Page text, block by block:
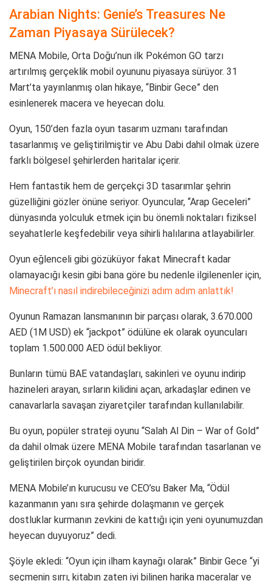
Arabian Nights: Genie’s Treasures Ne
Zaman Piyasaya Sürülecek?
MENA Mobile, Orta Doğu’nun ilk Pokémon GO tarzı
artırılmış gerçeklik mobil oyununu piyasaya sürüyor. 31
Mart’ta yayınlanmış olan hikaye, “Binbir Gece” den
esinlenerek macera ve heyecan dolu.
Oyun, 150’den fazla oyun tasarım uzmanı tarafından
tasarlanmış ve geliştirilmiştir ve Abu Dabi dahil olmak üzere
farklı bölgesel şehirlerden haritalar içerir.
Hem fantastik hem de gerçekçi 3D tasarımlar şehrin
güzelliğini gözler önüne seriyor. Oyuncular, “Arap Geceleri”
dünyasında yolculuk etmek için bu önemli noktaları fiziksel
seyahatlerle keşfedebilir veya sihirli halılarına atlayabilirler.
Oyun eğlenceli gibi gözüküyor fakat Minecraft kadar
olamayacığı kesin gibi bana göre bu nedenle ilgilenenler için,
Minecraft’ı nasıl indirebileceğinizi adım adım anlattık!
Oyunun Ramazan lansmanının bir parçası olarak, 3.670.000
AED (1M USD) ek “jackpot” ödülüne ek olarak oyuncuları
toplam 1.500.000 AED ödül bekliyor.
Bunların tümü BAE vatandaşları, sakinleri ve oyunu indirip
hazineleri arayan, sırların kilidini açan, arkadaşlar edinen ve
canavarlarla savaşan ziyaretçiler tarafından kullanılabilir.
Bu oyun, popüler strateji oyunu “Salah Al Din – War of Gold”
da dahil olmak üzere MENA Mobile tarafından tasarlanan ve
geliştirilen birçok oyundan biridir.
MENA Mobile’ın kurucusu ve CEO’su Baker Ma, “Ödül
kazanmanın yanı sıra şehirde dolaşmanın ve gerçek
dostluklar kurmanın zevkini de kattığı için yeni oyunumuzdan
heyecan duyuyoruz” dedi.
Şöyle ekledi: “Oyun için ilham kaynağı olarak” Binbir Gece “yi
seçmenin sırrı, kitabın zaten iyi bilinen harika maceralar ve